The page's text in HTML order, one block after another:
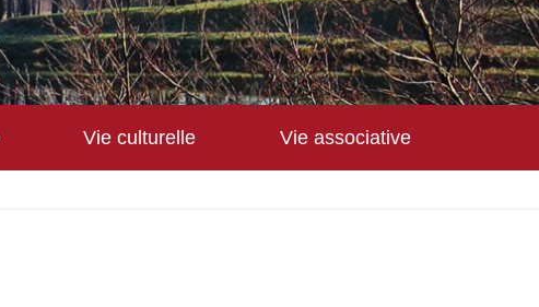
Vie culturelle Vie associative